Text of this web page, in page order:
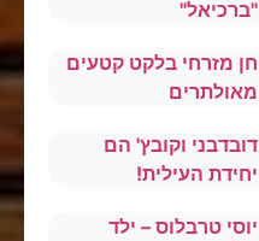
"ברכיאל"
חן מזרחי בלקט קטעים
מאולתרים
דובדבני וקובץ' הם
יחידת העילית!
יוסי טרבלוס – ילד